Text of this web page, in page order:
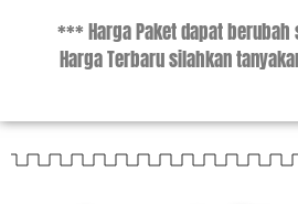
*** Harga Paket dapat
Harga Terbaru silahkan